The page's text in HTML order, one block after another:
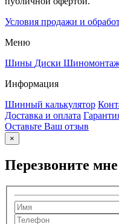
Условия продажи и
Меню
Шины Диски
Информация
Шинный калькулятор
Доставка и оплата
Оставьте Ваш отзыв
×
Перезвоните мне